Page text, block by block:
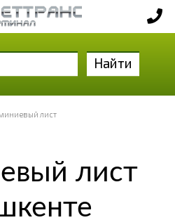
Найти
лист
лист